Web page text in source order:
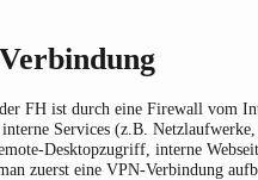
FH ist durch eine Firewall vom
Services (z.B.
Desktopzugriff, interne
zuerst eine VPN-Verbindung